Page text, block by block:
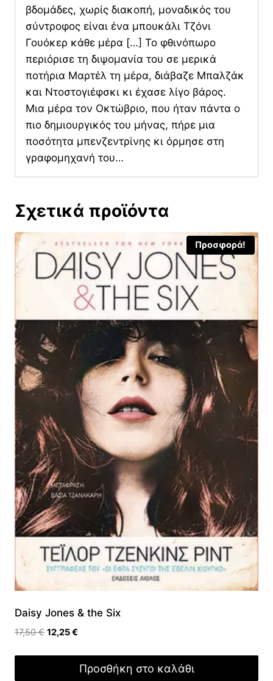
βδομάδες, χωρίς διακοπή, μοναδικός του
σύντροφος είναι ένα μπουκάλι Τζόνι
Γουόκερ κάθε μέρα […] Το φθινόπωρο
περιόρισε τη διψομανία του σε μερικά
ποτήρια Μαρτέλ τη μέρα, διάβαζε Μπαλζάκ
και Ντοστογιέφσκι κι έχασε λίγο βάρος.
Μια μέρα τον Οκτώβριο, που ήταν πάντα ο
πιο δημιουργικός του μήνας, πήρε μια
ποσότητα μπενζεντρίνης κι όρμησε στη
γραφομηχανή του…
Σχετικά προϊόντα
Προσφορά!
Daisy Jones & the Six
17,50€ Original
12,25€
είναι:
Προσθήκη στο καλάθι